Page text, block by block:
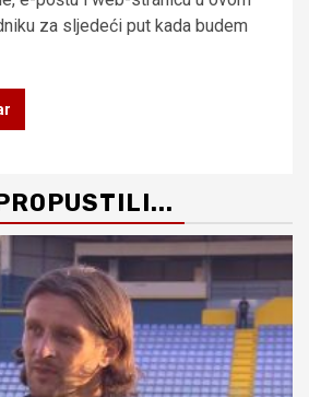
za sljedeći put kada budem